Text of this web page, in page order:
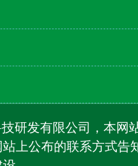
研发有限公司，本网
上公布的联系方式告